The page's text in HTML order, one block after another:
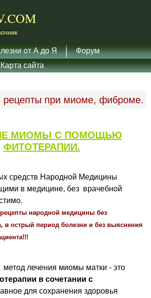
содержанию
от А до Я
Форум
Карта сайта
рецепты при миоме, фиброме.
МИОМЫ С ПОМОЩЬЮ
ФИТОТЕРАПИИ.
средств Народной Медицины
в медицине, без врачебной
народной медицины без
в острый период болезни и без выяснения
лечения миомы матки - это
в сочетании с
для сохранения здоровья